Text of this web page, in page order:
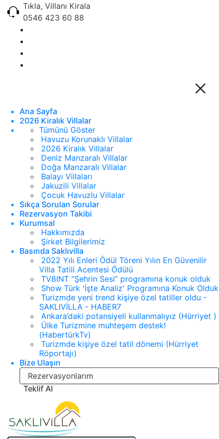
Tıkla, Villanı Kirala
0546 423 60 88
Ana Sayfa
2026 Kiralık Villalar
Tümünü Göster
Havuzu Korunaklı Villalar
2026 Kiralık Villalar
Deniz Manzaralı Villalar
Doğa Manzaralı Villalar
Balayı Villaları
Jakuzili Villalar
Çocuk Havuzlu Villalar
Sıkça Sorulan Sorular
Rezervasyon Takibi
Kurumsal
Hakkımızda
Şirket Bilgilerimiz
Basında Saklıvilla
2022 Yılı Enleri Ödül Töreni Yılın En Güvenilir
Villa Tatili Acentesi Ödülü
TV8INT “Şehrin Sesi” programına konuk olduk
Show Türk 'İşte Analiz' Programına Konuk Olduk
Turizmde yeni trend kişiye özel tatiller oldu -
SAKLIVİLLA - HABER7
Ankara’daki potansiyeli kullanmalıyız (Hürriyet )
Ülke Turizmine muhteşem destek!
(HabertürkTv)
Turizmde kişiye özel tatil dönemi (Hürriyet
Röportajı)
Bize Ulaşın
Rezervasyonlarım
Teklif Al